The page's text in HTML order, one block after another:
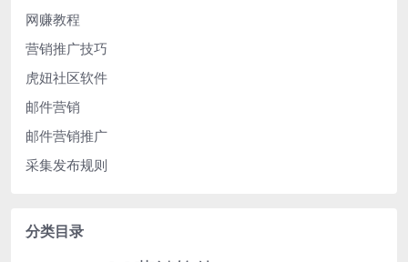
网赚教程
营销推广技巧
虎妞社区软件
邮件营销
邮件营销推广
采集发布规则
分类目录